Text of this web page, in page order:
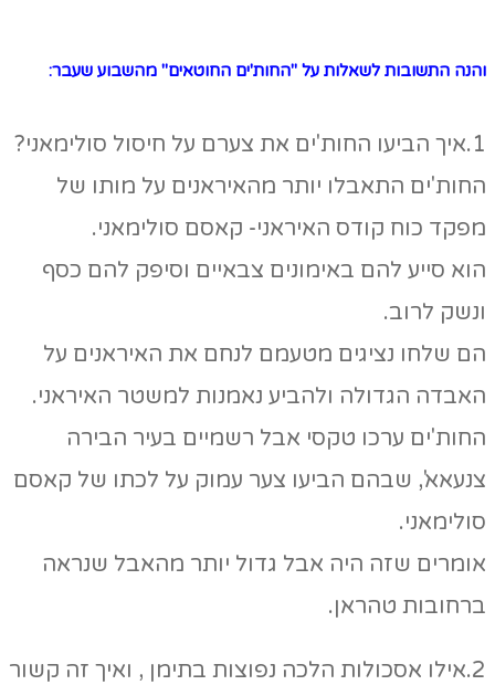
והנה התשובות לשאלות על "החות'ים החוטאים" מהשבוע שעבר:
1.איך הביעו החות'ים את צערם על חיסול סולימאני?
החות'ים התאבלו יותר מהאיראנים על מותו של
מפקד כוח קודס האיראני- קאסם סולימאני.
הוא סייע להם באימונים צבאיים וסיפק להם כסף
ונשק לרוב.
הם שלחו נציגים מטעמם לנחם את האיראנים על
האבדה הגדולה ולהביע נאמנות למשטר האיראני.
החות'ים ערכו טקסי אבל רשמיים בעיר הבירה
צנעאא', שבהם הביעו צער עמוק על לכתו של קאסם
סולימאני.
אומרים שזה היה אבל גדול יותר מהאבל שנראה
ברחובות טהראן.
2.אילו אסכולות הלכה נפוצות בתימן , ואיך זה קשור